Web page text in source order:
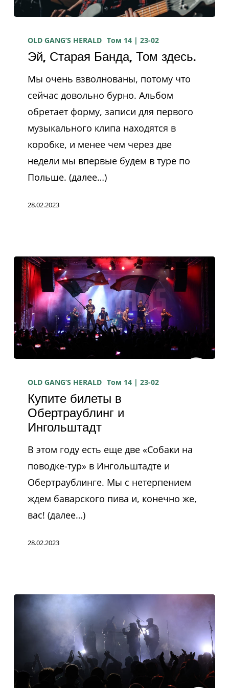
Старая
Банда,
Том
здесь.
OLD GANG’S HERALD Том 14 | 23-02
Эй, Старая Банда, Том здесь.
Мы очень взволнованы, потому что
сейчас довольно бурно. Альбом
обретает форму, записи для первого
музыкального клипа находятся в
коробке, и менее чем через две
недели мы впервые будем в туре по
Польше. (далее…)
28.02.2023
билеты
Обертраублинг
Ингольштадт
OLD GANG’S HERALD Том 14 | 23-02
Купите билеты в
Обертраублинг и
Ингольштадт
В этом году есть еще две «Собаки на
поводке-тур» в Ингольштадте и
Обертраублинге. Мы с нетерпением
ждем баварского пива и, конечно же,
вас! (далее…)
28.02.2023